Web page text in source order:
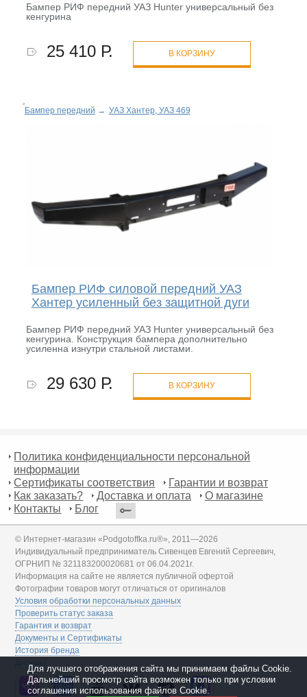
Бампер РИФ передний УАЗ Hunter универсальный без
кенгурина
25 410 Р. В КОРЗИНУ
Бампер передний → УАЗ Хантер, УАЗ 469
Бампер РИФ силовой передний УАЗ
Хантер усиленный без защитной дуги
Бампер РИФ передний УАЗ Hunter универсальный без
кенгурина. Конструкция бампера дополнительно
усиленна изнутри стальной листами.
29 630 Р. В КОРЗИНУ
Политика конфиденциальности персональной
информации
Сертификаты соответствия
Гарантии и возврат
Как заказать?
Доставка и оплата
О магазине
Контакты
Блог
© Интернет-магазин «Podgotoffka.ru®», 2011—2026
Индивидуальный предприниматель Сивенцев Евгений Сергеевич,
ОГРНИП № 321183200020681 от 06.04.2021г.
Информация на сайте не является публичной офертой
Фотографии товаров могут отличаться от оригиналов
Условия обработки персональных данных
Проверить статус заказа
Гарантия и возврат
Документы и Сертификаты
История бренда
Для лучшего отображения сайта мы принимаем файлы Cookie.
Дальнейший просмотр сайта возможен только при условии
соглашения использования файлов Cookie.